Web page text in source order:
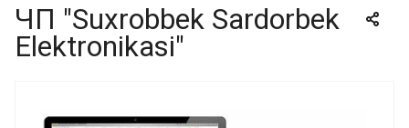
ЧП "Suxrobbek Sardorbek
Elektronikasi"